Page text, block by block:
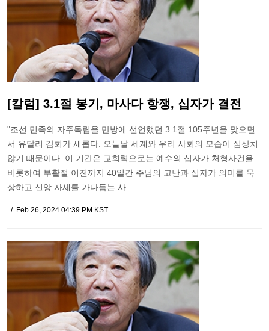
[칼럼] 3.1절 봉기, 마사다 항쟁, 십자가 결전
"조선 민족의 자주독립을 만방에 선언했던 3.1절 105주년을 맞으면
서 유달리 감회가 새롭다. 오늘날 세계와 우리 사회의 모습이 심상치
않기 때문이다. 이 기간은 교회력으로는 예수의 십자가 처형사건을
비롯하여 부활절 이전까지 40일간 주님의 고난과 십자가 의미를 묵
상하고 신앙 자세를 가다듬는 사…
Feb 26, 2024 04:39 PM KST